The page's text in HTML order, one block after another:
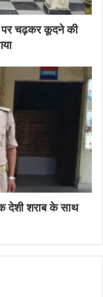
पर चढ़कर कूदने की
देशी शराब के साथ